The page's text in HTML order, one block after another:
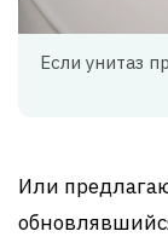
Если унитаз
Или